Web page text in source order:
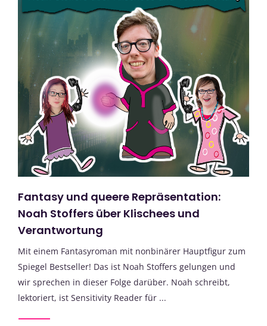
Fantasy und queere Repräsentation:
Noah Stoffers über Klischees und
Verantwortung
Mit einem Fantasyroman mit nonbinärer Hauptfigur zum
Spiegel Bestseller! Das ist Noah Stoffers gelungen und
wir sprechen in dieser Folge darüber. Noah schreibt,
lektoriert, ist Sensitivity Reader für ...